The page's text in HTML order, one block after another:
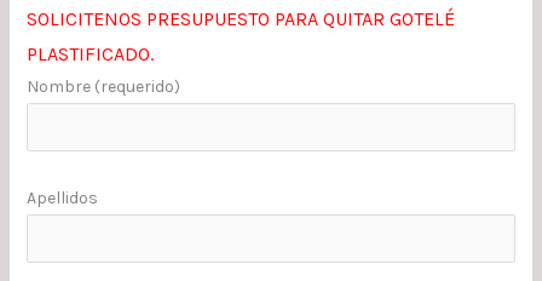
SOLICITENOS PRESUPUESTO PARA QUITAR GOTELÉ
PLASTIFICADO.
Nombre (requerido)
Apellidos